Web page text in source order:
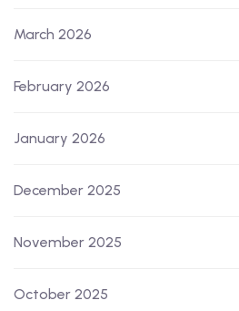
March 2026
February 2026
January 2026
December 2025
November 2025
October 2025